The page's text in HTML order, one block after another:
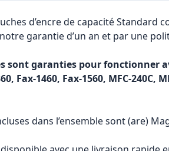
d’encre de capacité Standard
garantie d’un an et par une
sont garanties pour fonctionner
Fax-1460, Fax-1560, MFC-240C,
dans l’ensemble sont (are)